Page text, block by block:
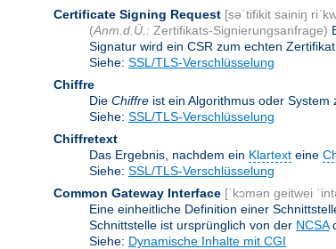
Certificate Signing Request [səˈtifikit sainiŋ
(Anm.d.Ü.: Zertifikats-Signierungsanfrage)
Signatur wird ein CSR zum echten Zertifikat.
Siehe: SSL/TLS-Verschlüsselung
Chiffre
Die Chiffre ist ein Algorithmus oder
Siehe: SSL/TLS-Verschlüsselung
Chiffretext
Das Ergebnis, nachdem ein Klartext eine
Siehe: SSL/TLS-Verschlüsselung
Common Gateway Interface [ˈkɔmən geitwei
Eine einheitliche Definition einer
Schnittstelle ist ursprünglich von der NCSA
Siehe: Dynamische Inhalte mit CGI